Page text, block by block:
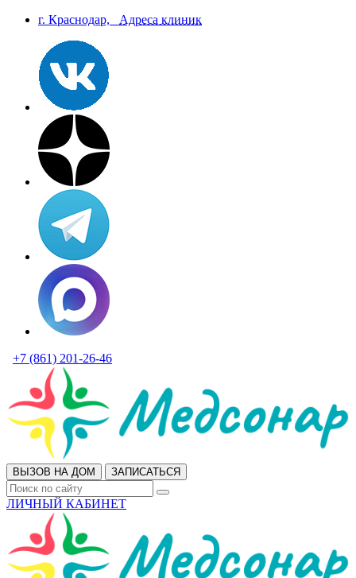
г. Краснодар, Aдреса клиник
+7 (861) 201-26-46
ВЫЗОВ НА ДОМ ЗАПИСАТЬСЯ
ЛИЧНЫЙ КАБИНЕТ